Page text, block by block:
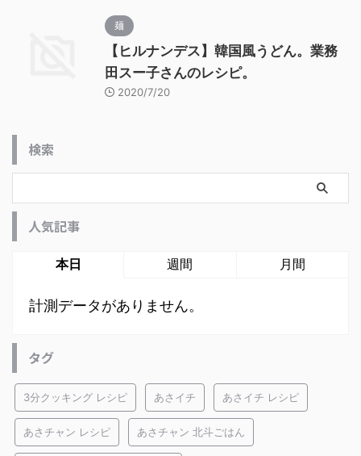
麺
【ヒルナンデス】韓国風うどん。業務
田スー子さんのレシピ。
2020/7/20
検索
人気記事
本日 週間 月間
計測データがありません。
タグ
3分クッキング レシピ あさイチ あさイチ レシピ
あさチャン レシピ あさチャン 北斗ごはん